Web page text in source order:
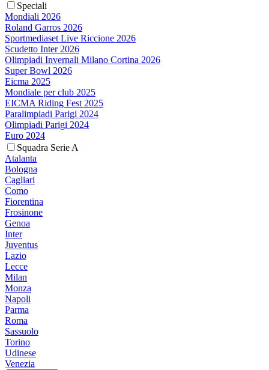
Speciali
Mondiali 2026
Roland Garros 2026
Sportmediaset Live Riccione 2026
Scudetto Inter 2026
Olimpiadi Invernali Milano Cortina 2026
Super Bowl 2026
Eicma 2025
Mondiale per club 2025
EICMA Riding Fest 2025
Paralimpiadi Parigi 2024
Olimpiadi Parigi 2024
Euro 2024
Squadra Serie A
Atalanta
Bologna
Cagliari
Como
Fiorentina
Frosinone
Genoa
Inter
Juventus
Lazio
Lecce
Milan
Monza
Napoli
Parma
Roma
Sassuolo
Torino
Udinese
Venezia